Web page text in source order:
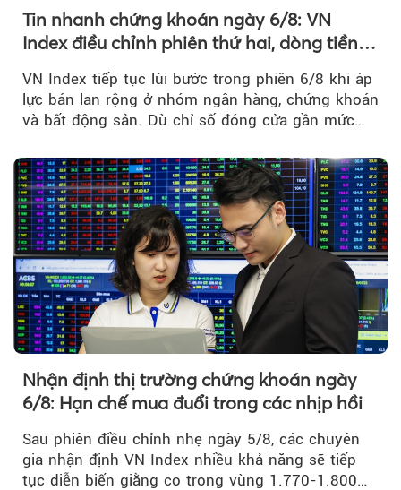
Theo
Tin nhanh chứng khoán ngày 6/8: VN
Index điều chỉnh phiên thứ hai, dòng tiền
chờ phản ứng tại vùng MA20
VN Index tiếp tục lùi bước trong phiên 6/8 khi áp
lực bán lan rộng ở nhóm ngân hàng, chứng khoán
và bất động sản. Dù chỉ số đóng cửa gần mức
Nhận định thị trường chứng khoán ngày
6/8: Hạn chế mua đuổi trong các nhịp hồi
Sau phiên điều chỉnh nhẹ ngày 5/8, các chuyên
gia nhận định VN Index nhiều khả năng sẽ tiếp
tục diễn biến giằng co trong vùng 1.770-1.800